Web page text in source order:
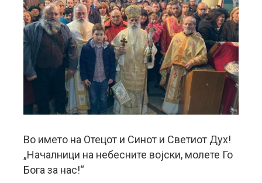
Во името на Отецот и Синот и Светиот Дух!
„Началници на небесните војски, молете Го
Бога за нас!“